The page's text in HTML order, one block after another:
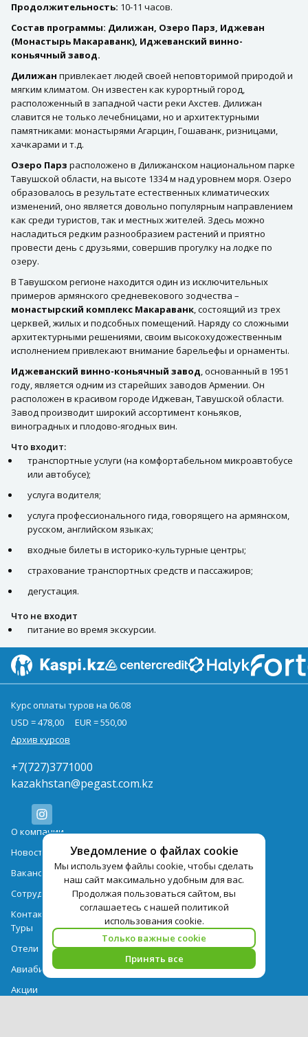
Продолжительность: 10-11 часов.
Состав программы: Дилижан, Озеро Парз, Иджеван
(Монастырь Макараванк), Иджеванский винно-
коньячный завод.
Дилижан привлекает людей своей неповторимой природой и
мягким климатом. Он известен как курортный город,
расположенный в западной части реки Ахстев. Дилижан
славится не только лечебницами, но и архитектурными
памятниками: монастырями Агарцин, Гошаванк, ризницами,
хачкарами и т.д.
Озеро Парз расположено в Дилижанском национальном парке
Тавушской области, на высоте 1334 м над уровнем моря. Озеро
образовалось в результате естественных климатических
изменений, оно является довольно популярным направлением
как среди туристов, так и местных жителей. Здесь можно
насладиться редким разнообразием растений и приятно
провести день с друзьями, совершив прогулку на лодке по
озеру.
В Тавушском регионе находится один из исключительных
примеров армянского средневекового зодчества –
монастырский комплекс Макараванк, состоящий из трех
церквей, жилых и подсобных помещений. Наряду со сложными
архитектурными решениями, своим высокохудожественным
исполнением привлекают внимание барельефы и орнаменты.
Иджеванский винно-коньячный завод, основанный в 1951
году, является одним из старейших заводов Армении. Он
расположен в красивом городе Иджеван, Тавушской области.
Завод производит широкий ассортимент коньяков,
виноградных и плодово-ягодных вин.
Что входит:
транспортные услуги (на комфортабельном микроавтобусе
или автобусе);
услуга водителя;
услуга профессионального гида, говорящего на армянском,
русском, английском языках;
входные билеты в историко-культурные центры;
страхование транспортных средств и пассажиров;
дегустация.
Что не входит
питание во время экскурсии.
Уведомление о файлах cookie
Мы используем файлы cookie, чтобы сделать
наш сайт максимально удобным для вас.
Продолжая пользоваться сайтом, вы
соглашаетесь с нашей политикой
использования cookie.
Только важные cookie
Принять все
Курс оплаты туров на 06.08
USD = 478,00
EUR = 550,00
Архив курсов
+7(727)3771000
kazakhstan@pegast.com.kz
О компании
Новости
Вакансии
Сотрудничество
Контактная информация
Туры
Отели
Авиабилеты
Акции